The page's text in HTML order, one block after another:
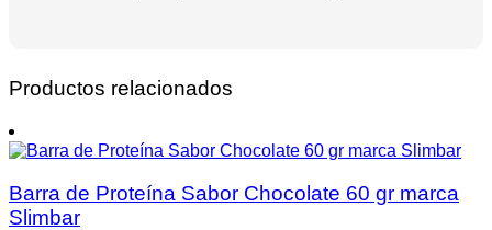
Productos relacionados
Barra de Proteína Sabor Chocolate 60 gr marca
Slimbar